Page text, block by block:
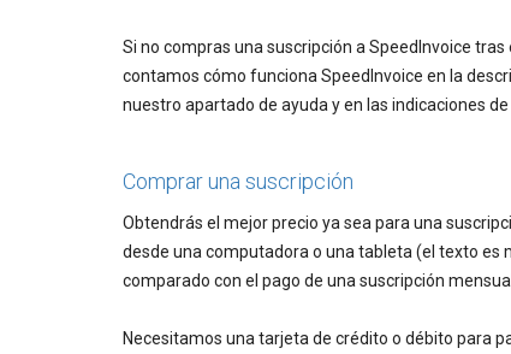
Si no compras una suscripción a SpeedInvoice
contamos cómo funciona SpeedInvoice en la
nuestro apartado de ayuda y en las indicaciones de
Comprar una suscripción
Obtendrás el mejor precio ya sea para una
desde una computadora o una tableta (el texto es
comparado con el pago de una suscripción mensual.
Necesitamos una tarjeta de crédito o débito para